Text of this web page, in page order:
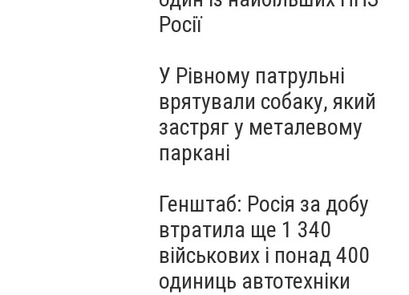
Росії
У Рівному патрульні
врятували собаку, який
застряг у металевому
паркані
Генштаб: Росія за добу
втратила ще 1 340
військових і понад 400
одиниць автотехніки